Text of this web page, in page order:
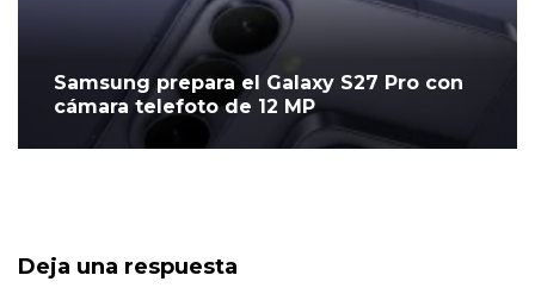
Samsung prepara el Galaxy S27 Pro con
cámara telefoto de 12 MP
Deja una respuesta